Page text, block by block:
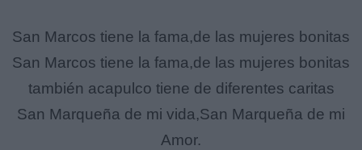
San Marcos tiene la fama,de las mujeres bonitas
San Marcos tiene la fama,de las mujeres bonitas
también acapulco tiene de diferentes caritas
San Marqueña de mi vida,San Marqueña de mi
Amor.